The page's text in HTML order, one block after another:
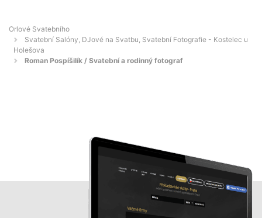
Orlové Svatebního
Svatební Salóny, DJové na Svatbu, Svatební Fotografie - Kostelec u
Holešova
Roman Pospíšilík / Svatební a rodinný fotograf